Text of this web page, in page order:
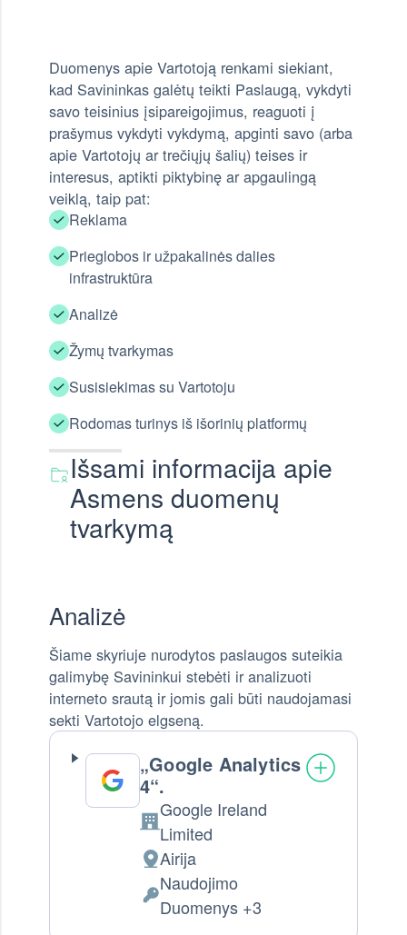
Duomenys apie Vartotoją renkami siekiant,
kad Savininkas galėtų teikti Paslaugą, vykdyti
savo teisinius įsipareigojimus, reaguoti į
prašymus vykdyti vykdymą, apginti savo (arba
apie Vartotojų ar trečiųjų šalių) teises ir
interesus, aptikti piktybinę ar apgaulingą
veiklą, taip pat:
Reklama
Prieglobos ir užpakalinės dalies
infrastruktūra
Analizė
Žymų tvarkymas
Susisiekimas su Vartotoju
Rodomas turinys iš išorinių platformų
Išsami informacija apie
Asmens duomenų
tvarkymą
Analizė
Šiame skyriuje nurodytos paslaugos suteikia
galimybę Savininkui stebėti ir analizuoti
interneto srautą ir jomis gali būti naudojamasi
sekti Vartotojo elgseną.
„Google Analytics
4“.
Company:
Google Ireland
Limited
Tvarkymo vieta:
Airija
Tvarkomi Asmens Duomenys:
Naudojimo
Duomenys +3